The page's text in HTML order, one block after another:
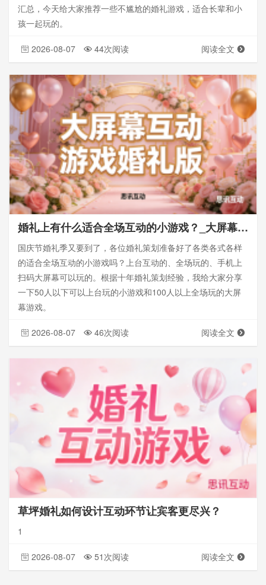
汇总，今天给大家推荐一些不尴尬的婚礼游戏，适合长辈和小
孩一起玩的。
2026-08-07 44次阅读 阅读全文
婚礼上有什么适合全场互动的小游戏？_大屏幕互动
国庆节婚礼季又要到了，各位婚礼策划准备好了各类各式各样
的适合全场互动的小游戏吗？上台互动的、全场玩的、手机上
扫码大屏幕可以玩的。根据十年婚礼策划经验，我给大家分享
一下50人以下可以上台玩的小游戏和100人以上全场玩的大屏
幕游戏。
2026-08-07 46次阅读 阅读全文
草坪婚礼如何设计互动环节让宾客更尽兴？
1
2026-08-07 51次阅读 阅读全文